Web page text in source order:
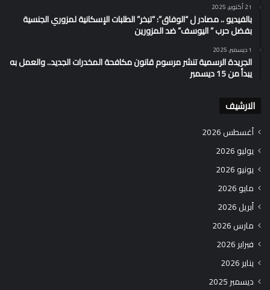
21 أكتوبر، 2025
بالفيديو .. مصادر ل “الوفاق”: “تبخر” الطلبات الإسكانية لمزوري الجنسية
بفضل حرب ” اليوسف” ضد المزورين
1 ديسمبر، 2025
الجريدة الرسمية تنشر مرسوم قانون مكافحة المخدرات الجديد.. والعمل به
يبدأ من 15 ديسمبر
الارشيف
أغسطس 2026
يوليو 2026
يونيو 2026
مايو 2026
أبريل 2026
مارس 2026
فبراير 2026
يناير 2026
ديسمبر 2025